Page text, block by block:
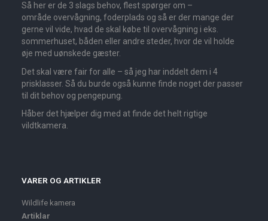
Så her er de 3 slags behov, flest spørger om –
område overvågning, foderplads og så er der mange der
gerne vil vide, hvad de skal købe til overvågning i eks.
sommerhuset, båden eller andre steder, hvor de vil holde
øje med uønskede gæster.
Det skal være fair for alle – så jeg har inddelt dem i 4
prisklasser. Så du burde også kunne finde noget der passer
til dit behov og pengepung.
Håber det hjælper dig med at finde det helt rigtige
vildtkamera.
VARER OG ARTIKLER
Wildlife kamera
Artiklar